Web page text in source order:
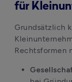
für
Grundsätzlich
Rechtsformen